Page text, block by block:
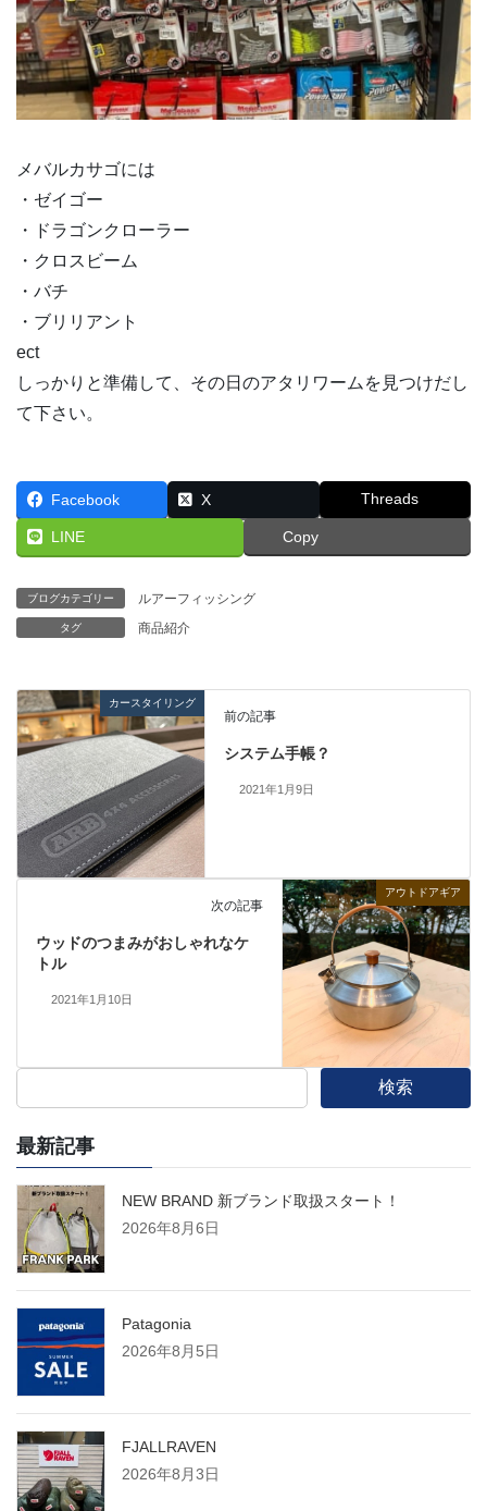
メバルカサゴには
・ゼイゴー
・ドラゴンクローラー
・クロスビーム
・バチ
・ブリリアント
ect
しっかりと準備して、その日のアタリワームを見つけだし
て下さい。
Facebook X Threads
LINE Copy
ブログカテゴリー ルアーフィッシング
タグ 商品紹介
カースタイリング
前の記事
システム手帳？
2021年1月9日
アウトドアギア
次の記事
ウッドのつまみがおしゃれなケ
トル
2021年1月10日
検索
最新記事
NEW BRAND 新ブランド取扱スタート！
2026年8月6日
Patagonia
2026年8月5日
FJALLRAVEN
2026年8月3日